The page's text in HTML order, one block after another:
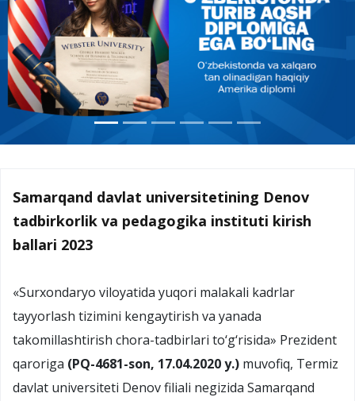
Samarqand davlat universitetining Denov
tadbirkorlik va pedagogika instituti kirish
ballari 2023
«Surxondaryo viloyatida yuqori malakali kadrlar
tayyorlash tizimini kengaytirish va yanada
takomillashtirish chora-tadbirlari to‘g‘risida» Prezident
qaroriga (PQ-4681-son, 17.04.2020 y.) muvofiq, Termiz
davlat universiteti Denov filiali negizida Samarqand